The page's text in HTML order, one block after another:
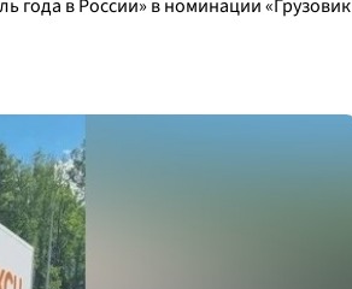
года в России» в номинации «Грузовик